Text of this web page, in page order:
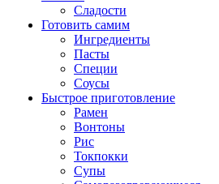
Сладости
Готовить самим
Ингредиенты
Пасты
Специи
Соусы
Быстрое приготовление
Рамен
Вонтоны
Рис
Токпокки
Супы